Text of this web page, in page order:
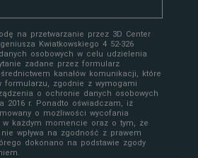
na przetwarzanie przez 3D Center
Kwiatkowskiego 4 52-326
osobowych w celu udzielenia
zadane przez formularz
kanałów komunikacji, które
formularzu, zgodnie z wymogami
o ochronie danych osobowych
2016 r. Ponadto oświadczam, iż
o możliwości wycofania
w każdym momencie oraz o tym, że
wpływa na zgodność z prawem
dokonano na podstawie zgody